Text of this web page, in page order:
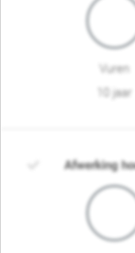
Vuren
10 jaar
Afwerking